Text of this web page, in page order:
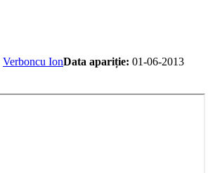
Verboncu IonData apariție: 01-06-2013